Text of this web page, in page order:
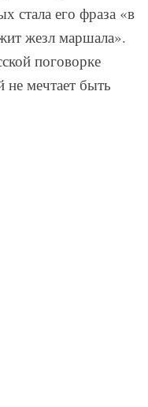
стала его фраза «в
жезл маршала».
поговорке
не мечтает быть